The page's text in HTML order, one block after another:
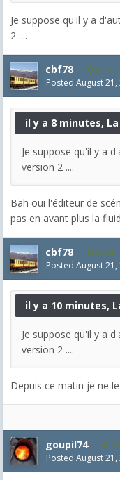
Je suppose qu'il y a
2 ....
cbf78 4,099
Posted August 21,
il y a 8 minutes,
Je suppose qu'il y a
version 2 ....
Bah oui l'éditeur de
pas en avant plus la
cbf78 4,099
Posted August 21,
il y a 10 minutes,
Je suppose qu'il y a
version 2 ....
Depuis ce matin je ne
goupil74
Posted August 21,